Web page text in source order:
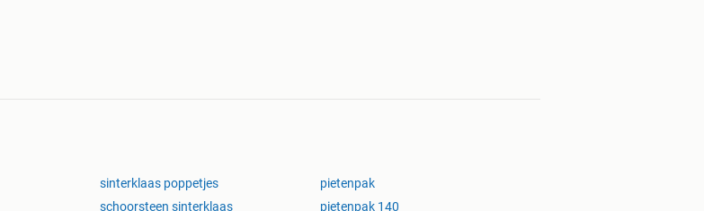
sinterklaas poppetjes
pietenpak
schoorsteen sinterklaas
pietenpak 140